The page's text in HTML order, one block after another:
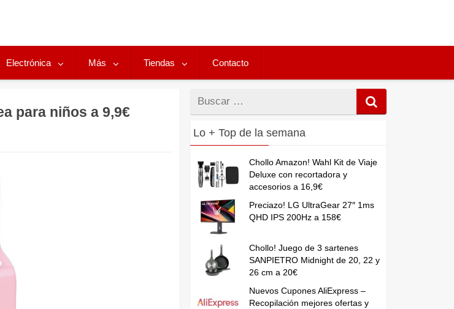
Electrónica Más Tiendas Contacto
para niños a 9,9€
Buscar
por
Lo + Top de la semana
Chollo Amazon! Wahl Kit de Viaje
Deluxe con recortadora y
accesorios a 16,9€
Preciazo! LG UltraGear 27″ 1ms
QHD IPS 200Hz a 158€
Chollo! Juego de 3 sartenes
SANPIETRO Midnight de 20, 22 y
26 cm a 20€
Nuevos Cupones AliExpress –
Recopilación mejores ofertas y